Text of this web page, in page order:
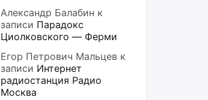
Александр Балабин к
записи Парадокс
Циолковского — Ферми
Егор Петрович Мальцев к
записи Интернет
радиостанция Радио
Москва